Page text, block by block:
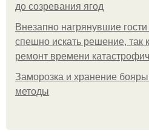
до созревания ягод
Внезапно нагрянувшие
спешно искать решение, так
ремонт времени
Заморозка и хранение
методы